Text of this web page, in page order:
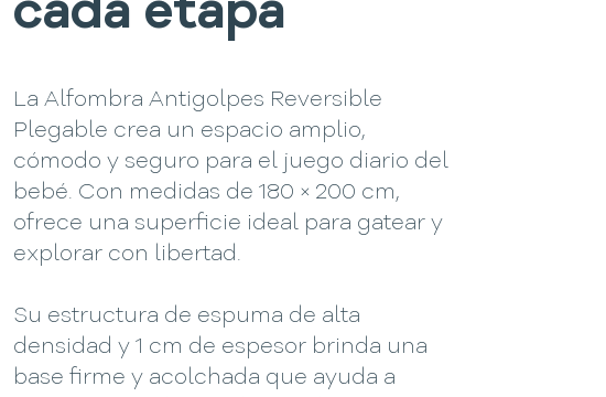
cada etapa
La Alfombra Antigolpes Reversible
Plegable crea un espacio amplio,
cómodo y seguro para el juego diario del
bebé. Con medidas de 180 × 200 cm,
ofrece una superficie ideal para gatear y
explorar con libertad.
Su estructura de espuma de alta
densidad y 1 cm de espesor brinda una
base firme y acolchada que ayuda a